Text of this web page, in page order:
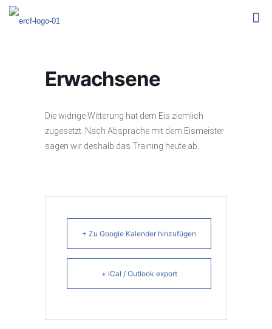
Erwachsene
Die widrige Witterung hat dem Eis ziemlich
zugesetzt. Nach Absprache mit dem Eismeister
sagen wir deshalb das Training heute ab.
+ Zu Google Kalender hinzufügen
+ iCal / Outlook export